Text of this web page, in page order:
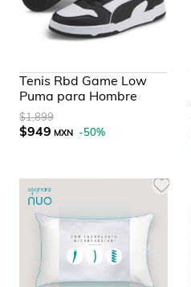
Tenis Rbd Game Low
Puma para Hombre
$1,899
$949 MXN -50%